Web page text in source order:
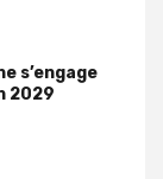
s’engage
2029